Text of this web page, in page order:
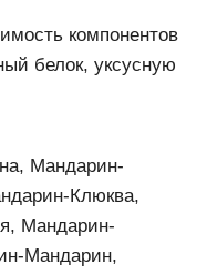
компонентов
белок, уксусную
Мандарин-
Клюква,
Мандарин-
Мандарин,